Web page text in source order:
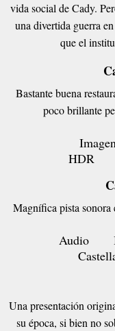
vida social de Cady.
una divertida guerra
que el
Bastante buena
poco brillante
HDR
Magnífica pista sonora
Audio
Una presentación
su época, si bien no